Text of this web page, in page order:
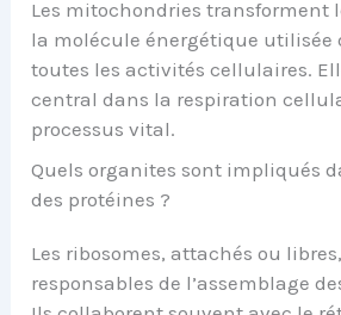
Les mitochondries transforment
la molécule énergétique utilisée
toutes les activités cellulaires.
central dans la respiration
processus vital.
Quels organites sont impliqués
des protéines ?
Les ribosomes, attachés ou
responsables de l’assemblage